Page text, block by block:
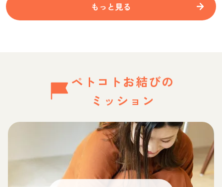
もっと見る
ペトコトお結びの
ミッション